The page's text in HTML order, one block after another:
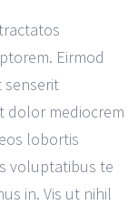
Eirmod
senserit
dolor mediocrem
lobortis
voluptatibus te
in. Vis ut nihil